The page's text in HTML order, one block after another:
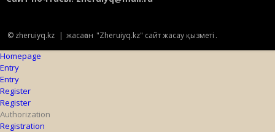
© zheruiyq.kz | жасаған "Zheruiyq.kz" сайт жасау қызметі .
Homepage
Entry
Entry
Register
Register
Authorization
Registration